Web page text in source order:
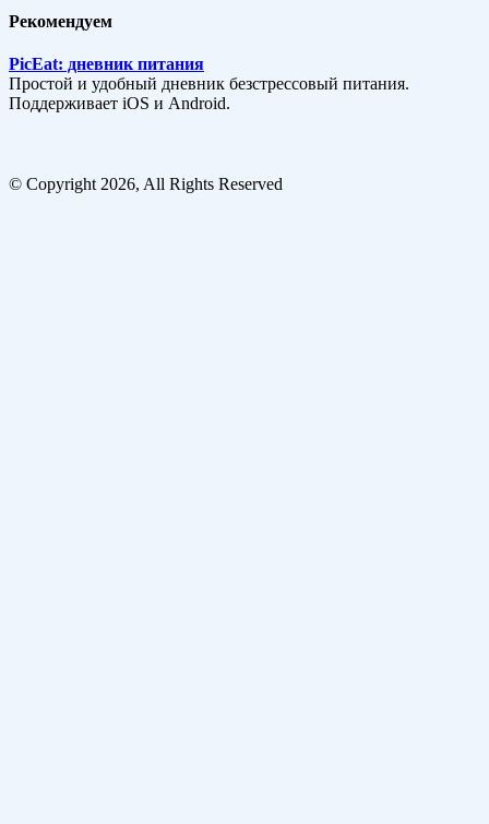
Рекомендуем
PicEat: дневник питания
Простой и удобный дневник безстрессовый питания.
Поддерживает iOS и Android.
© Copyright 2026, All Rights Reserved